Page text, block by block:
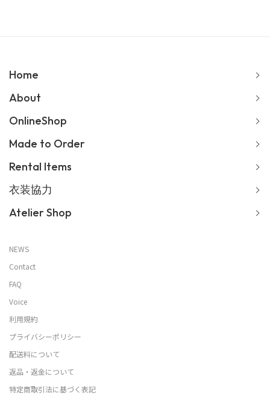
Home
About
OnlineShop
Made to Order
Rental Items
衣装協力
Atelier Shop
NEWS
Contact
FAQ
Voice
利用規約
プライバシーポリシー
配送料について
返品・返金について
特定商取引法に基づく表記